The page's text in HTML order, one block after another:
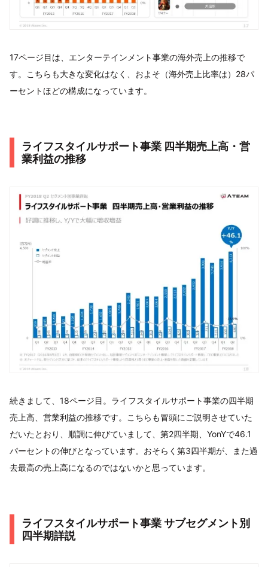
17ページ目は、エンターテインメント事業の海外売上の推移で
す。こちらも大きな変化はなく、およそ（海外売上比率は）28パ
ーセントほどの構成になっています。
ライフスタイルサポート事業 四半期売上高・営
業利益の推移
続きまして、18ページ目。ライフスタイルサポート事業の四半期
売上高、営業利益の推移です。こちらも冒頭にご説明させていた
だいたとおり、順調に伸びていまして、第2四半期、YonYで46.1
パーセントの伸びとなっています。おそらく第3四半期が、また過
去最高の売上高になるのではないかと思っています。
ライフスタイルサポート事業 サブセグメント別
四半期詳説